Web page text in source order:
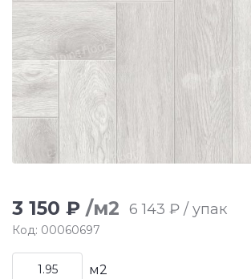
3 150 ₽ /м2 6 143 ₽ / упак
Код: 00060697
м2